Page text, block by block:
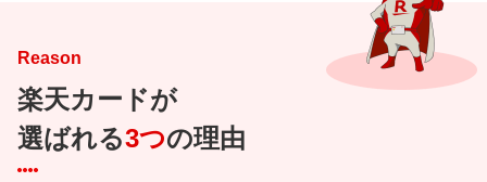
Reason
楽天カードが
選ばれる3つの理由